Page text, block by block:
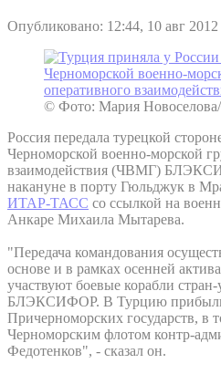
Опубликовано: 12:44, 10 авг
© Фото: Мария Новоселова/
Россия передала турецкой
Черноморской военно-морской
взаимодействия (ЧВМГ)
накануне в порту Гюльджук в
ИТАР-ТАСС со ссылкой на
Анкаре Михаила Мытарева.
"Передача командования
основе и в рамках осенней
участвуют боевые корабли
БЛЭКСИФОР. В Турцию
Причерноморских государств, в
Черноморским флотом контр-
Федотенков", - сказал он.